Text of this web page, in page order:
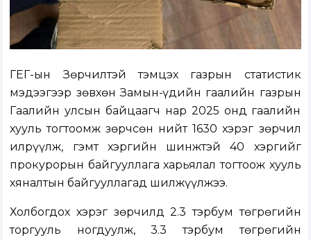
ГЕГ-ын Зөрчилтэй тэмцэх газрын статистик
мэдээгээр зөвхөн Замын-Үүдийн гаалийн газрын
Гаалийн улсын байцаагч нар 2025 онд гаалийн
хууль тогтоомж зөрчсөн нийт 1630 хэрэг зөрчил
илрүүлж, гэмт хэргийн шинжтэй 40 хэргийг
прокурорын байгууллага харьялал тогтоож хууль
хяналтын байгууллагад шилжүүлжээ.
Холбогдох хэрэг зөрчилд 2.3 тэрбум төгрөгийн
торгууль ногдуулж, 3.3 тэрбум төгрөгийн